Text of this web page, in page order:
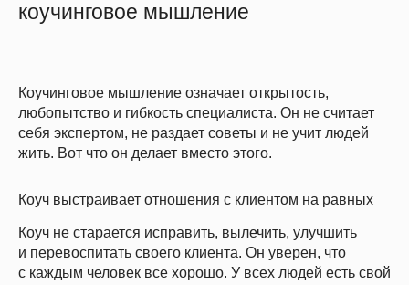
коучинговое мышление
Коучинговое мышление означает открытость,
любопытство и гибкость специалиста. Он не считает
себя экспертом, не раздает советы и не учит людей
жить. Вот что он делает вместо этого.
Коуч выстраивает отношения с клиентом на равных
Коуч не старается исправить, вылечить, улучшить
и перевоспитать своего клиента. Он уверен, что
с каждым человек все хорошо. У всех людей есть свой